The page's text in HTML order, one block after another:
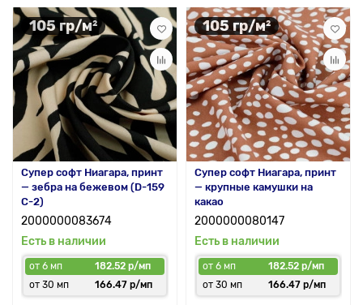
105 гр/м²
Супер софт Ниагара, принт
— зебра на бежевом (D-159
C-2)
2000000083674
Есть в наличии
от 6 мп
182.52 р/мп
от 30 мп
166.47 р/мп
105 гр/м²
Супер софт Ниагара, принт
— крупные камушки на
какао
2000000080147
Есть в наличии
от 6 мп
182.52 р/мп
от 30 мп
166.47 р/мп